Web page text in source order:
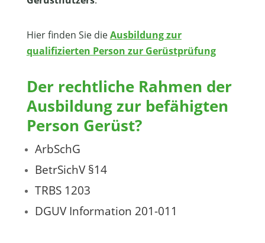
Hier finden Sie dieAusbildung zur
qualifizierten Person zur Gerüstprüfung
Der rechtliche Rahmen der
Ausbildung zur befähigten
Person Gerüst?
ArbSchG
BetrSichV §14
TRBS 1203
DGUV Information 201-011